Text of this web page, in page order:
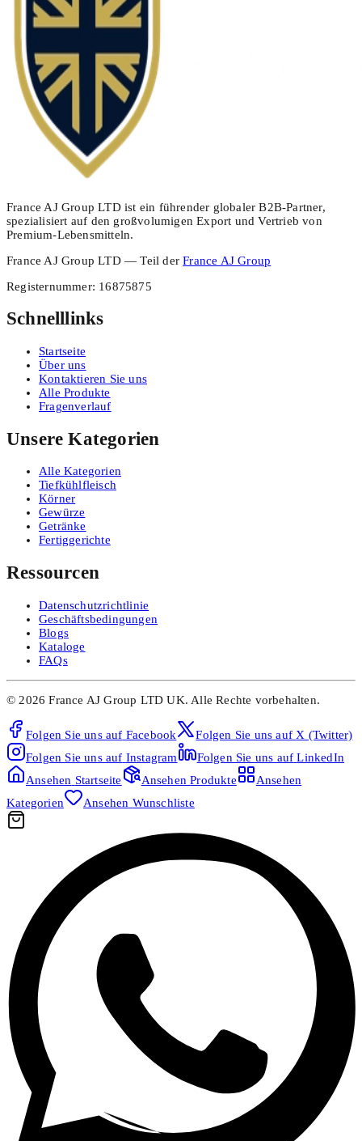
France AJ Group LTD ist ein führender globaler B2B-Partner,
spezialisiert auf den großvolumigen Export und Vertrieb von
Premium-Lebensmitteln.
France AJ Group LTD — Teil der France AJ Group
Registernummer: 16875875
Schnelllinks
Startseite
Über uns
Kontaktieren Sie uns
Alle Produkte
Fragenverlauf
Unsere Kategorien
Alle Kategorien
Tiefkühlfleisch
Körner
Gewürze
Getränke
Fertiggerichte
Ressourcen
Datenschutzrichtlinie
Geschäftsbedingungen
Blogs
Kataloge
FAQs
© 2026 France AJ Group LTD UK. Alle Rechte vorbehalten.
Folgen Sie uns auf Facebook Folgen Sie uns auf X (Twitter)
Folgen Sie uns auf Instagram Folgen Sie uns auf LinkedIn
Ansehen Startseite Ansehen Produkte
Ansehen
Kategorien
Ansehen Wunschliste